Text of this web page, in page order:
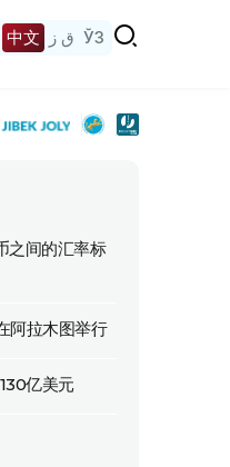
中文 ق ز ЎЗ
之间的汇率标
阿拉木图举行
亿美元